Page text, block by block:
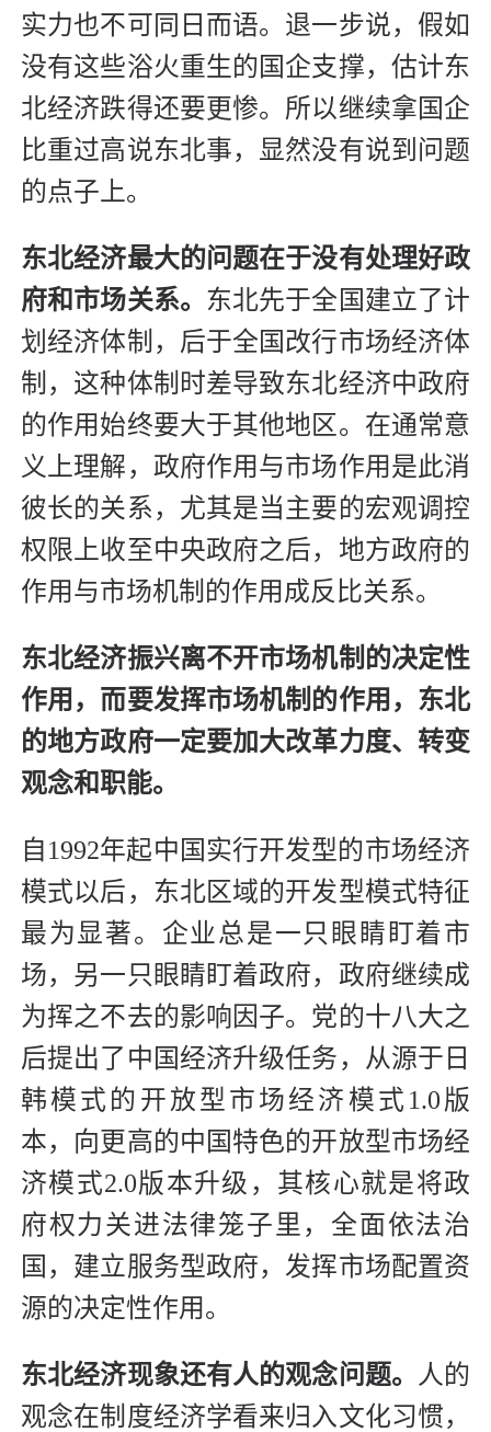
实力也不可同日而语。退一步说，假如
没有这些浴火重生的国企支撑，估计东
北经济跌得还要更惨。所以继续拿国企
比重过高说东北事，显然没有说到问题
的点子上。
东北经济最大的问题在于没有处理好政
府和市场关系。 东北先于全国建立了计
划经济体制，后于全国改行市场经济体
制，这种体制时差导致东北经济中政府
的作用始终要大于其他地区。在通常意
义上理解，政府作用与市场作用是此消
彼长的关系，尤其是当主要的宏观调控
权限上收至中央政府之后，地方政府的
作用与市场机制的作用成反比关系。
东北经济振兴离不开市场机制的决定性
作用，而要发挥市场机制的作用，东北
的地方政府一定要加大改革力度、转变
观念和职能。
自1992年起中国实行开发型的市场经济
模式以后，东北区域的开发型模式特征
最为显著。企业总是一只眼睛盯着市
场，另一只眼睛盯着政府，政府继续成
为挥之不去的影响因子。党的十八大之
后提出了中国经济升级任务，从源于日
韩模式的开放型市场经济模式1.0版
本，向更高的中国特色的开放型市场经
济模式2.0版本升级，其核心就是将政
府权力关进法律笼子里，全面依法治
国，建立服务型政府，发挥市场配置资
源的决定性作用。
东北经济现象还有人的观念问题。
人的
观念在制度经济学看来归入文化习惯，